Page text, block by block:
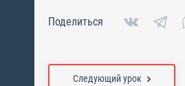
Поделиться
Следующий урок